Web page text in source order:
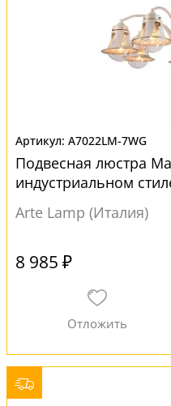
A7022LM-7WG
Подвесная люстра
индустриальном
Arte Lamp (Италия)
8 985 ₽